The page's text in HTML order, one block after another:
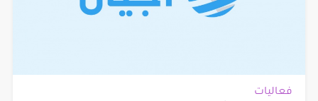
فعاليات